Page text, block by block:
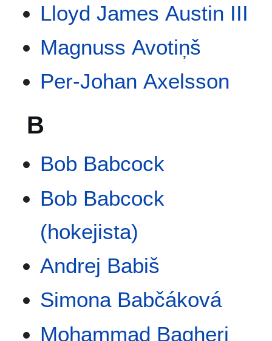
Lloyd James Austin III
Magnuss Avotiņš
Per-Johan Axelsson
B
Bob Babcock
Bob Babcock
(hokejista)
Andrej Babiš
Simona Babčáková
Mohammad Bagheri